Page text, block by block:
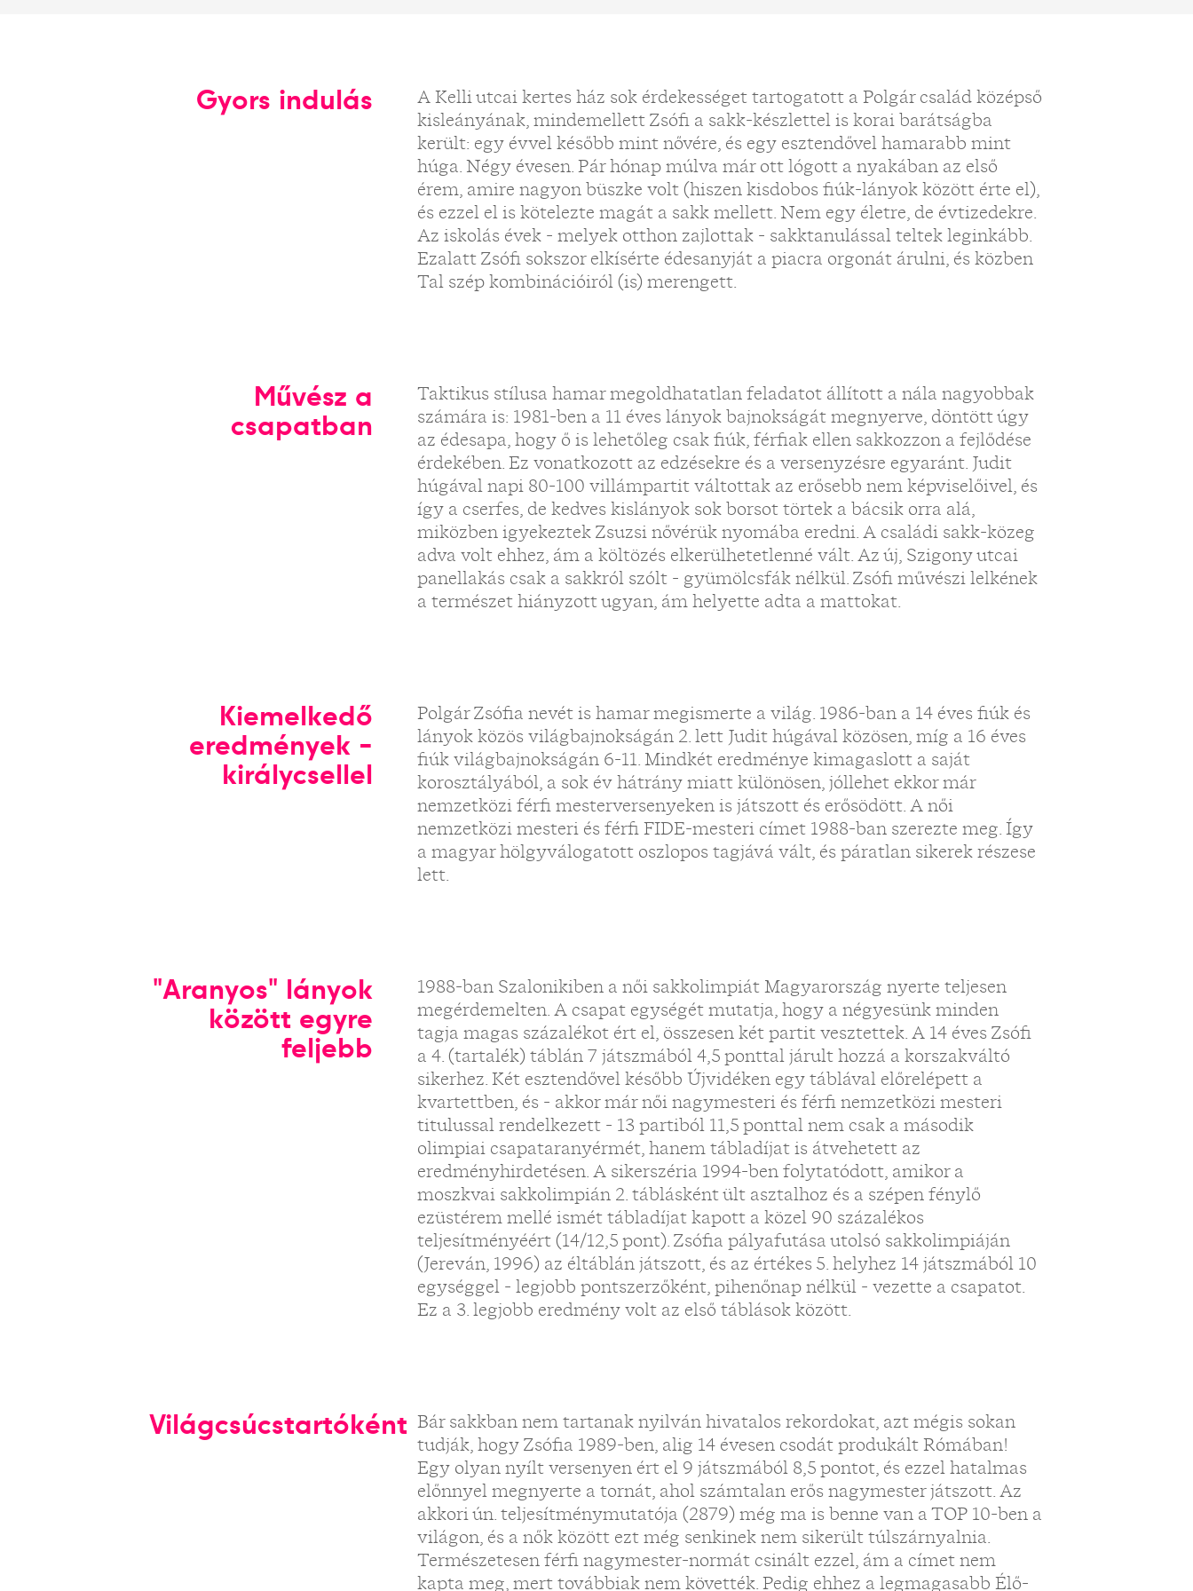
Gyors indulás
A Kelli utcai kertes ház sok érdekességet tartogatott a Polgár család középső
kisleányának, mindemellett Zsófi a sakk-készlettel is korai barátságba
került: egy évvel később mint nővére, és egy esztendővel hamarabb mint
húga. Négy évesen. Pár hónap múlva már ott lógott a nyakában az első
érem, amire nagyon büszke volt (hiszen kisdobos fiúk-lányok között érte el),
és ezzel el is kötelezte magát a sakk mellett. Nem egy életre, de évtizedekre.
Az iskolás évek - melyek otthon zajlottak - sakktanulással teltek leginkább.
Ezalatt Zsófi sokszor elkísérte édesanyját a piacra orgonát árulni, és közben
Tal szép kombinációiról (is) merengett.
Művész a
csapatban
Taktikus stílusa hamar megoldhatatlan feladatot állított a nála nagyobbak
számára is: 1981-ben a 11 éves lányok bajnokságát megnyerve, döntött úgy
az édesapa, hogy ő is lehetőleg csak fiúk, férfiak ellen sakkozzon a fejlődése
érdekében. Ez vonatkozott az edzésekre és a versenyzésre egyaránt. Judit
húgával napi 80-100 villámpartit váltottak az erősebb nem képviselőivel, és
így a cserfes, de kedves kislányok sok borsot törtek a bácsik orra alá,
miközben igyekeztek Zsuzsi nővérük nyomába eredni. A családi sakk-közeg
adva volt ehhez, ám a költözés elkerülhetetlenné vált. Az új, Szigony utcai
panellakás csak a sakkról szólt - gyümölcsfák nélkül. Zsófi művészi lelkének
a természet hiányzott ugyan, ám helyette adta a mattokat.
Kiemelkedő
eredmények -
királycsellel
Polgár Zsófia nevét is hamar megismerte a világ. 1986-ban a 14 éves fiúk és
lányok közös világbajnokságán 2. lett Judit húgával közösen, míg a 16 éves
fiúk világbajnokságán 6-11. Mindkét eredménye kimagaslott a saját
korosztályából, a sok év hátrány miatt különösen, jóllehet ekkor már
nemzetközi férfi mesterversenyeken is játszott és erősödött. A női
nemzetközi mesteri és férfi FIDE-mesteri címet 1988-ban szerezte meg. Így
a magyar hölgyválogatott oszlopos tagjává vált, és páratlan sikerek részese
lett.
"Aranyos" lányok
között egyre
feljebb
1988-ban Szalonikiben a női sakkolimpiát Magyarország nyerte teljesen
megérdemelten. A csapat egységét mutatja, hogy a négyesünk minden
tagja magas százalékot ért el, összesen két partit vesztettek. A 14 éves Zsófi
a 4. (tartalék) táblán 7 játszmából 4,5 ponttal járult hozzá a korszakváltó
sikerhez. Két esztendővel később Újvidéken egy táblával előrelépett a
kvartettben, és - akkor már női nagymesteri és férfi nemzetközi mesteri
titulussal rendelkezett - 13 partiból 11,5 ponttal nem csak a második
olimpiai csapataranyérmét, hanem tábladíjat is átvehetett az
eredményhirdetésen. A sikerszéria 1994-ben folytatódott, amikor a
moszkvai sakkolimpián 2. táblásként ült asztalhoz és a szépen fénylő
ezüstérem mellé ismét tábladíjat kapott a közel 90 százalékos
teljesítményéért (14/12,5 pont). Zsófia pályafutása utolsó sakkolimpiáján
(Jereván, 1996) az éltáblán játszott, és az értékes 5. helyhez 14 játszmából 10
egységgel - legjobb pontszerzőként, pihenőnap nélkül - vezette a csapatot.
Ez a 3. legjobb eredmény volt az első táblások között.
Világcsúcstartóként Bár sakkban nem tartanak nyilván hivatalos rekordokat, azt mégis sokan
tudják, hogy Zsófia 1989-ben, alig 14 évesen csodát produkált Rómában!
Egy olyan nyílt versenyen ért el 9 játszmából 8,5 pontot, és ezzel hatalmas
előnnyel megnyerte a tornát, ahol számtalan erős nagymester játszott. Az
akkori ún. teljesítménymutatója (2879) még ma is benne van a TOP 10-ben a
világon, és a nők között ezt még senkinek nem sikerült túlszárnyalnia.
Természetesen férfi nagymester-normát csinált ezzel, ám a címet nem
kapta meg, mert továbbiak nem követték. Pedig ehhez a legmagasabb Élő-